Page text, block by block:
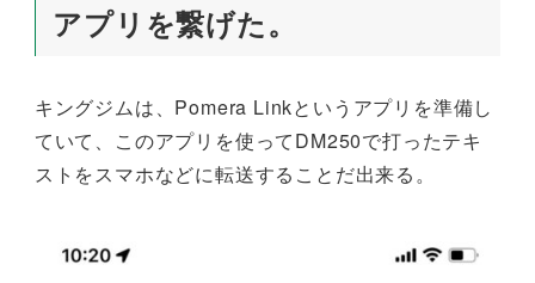
アプリを繋げた。
キングジムは、Pomera Linkというアプリを準備し
ていて、このアプリを使ってDM250で打ったテキ
ストをスマホなどに転送することだ出来る。